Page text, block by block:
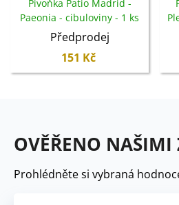
Pivoňka Patio Madrid -
Paeonia - cibuloviny - 1 ks
Předprodej
151 Kč
OVĚŘENO NAŠIMI
Prohlédněte si vybraná